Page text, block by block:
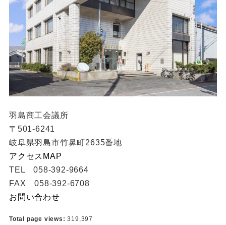
羽島商工会議所
〒501-6241
岐阜県羽島市竹鼻町2635番地
アクセスMAP
TEL 058-392-9664
FAX 058-392-6708
お問い合わせ
Total page views:319,397